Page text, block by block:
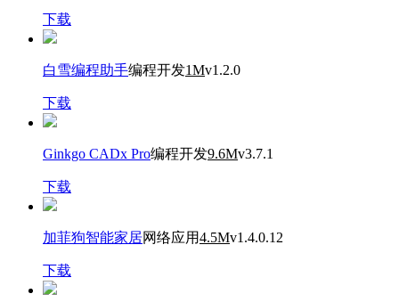
下载
白雪编程助手编程开发1Mv1.2.0
下载
Ginkgo CADx Pro编程开发9.6Mv3.7.1
下载
加菲狗智能家居网络应用4.5Mv1.4.0.12
下载